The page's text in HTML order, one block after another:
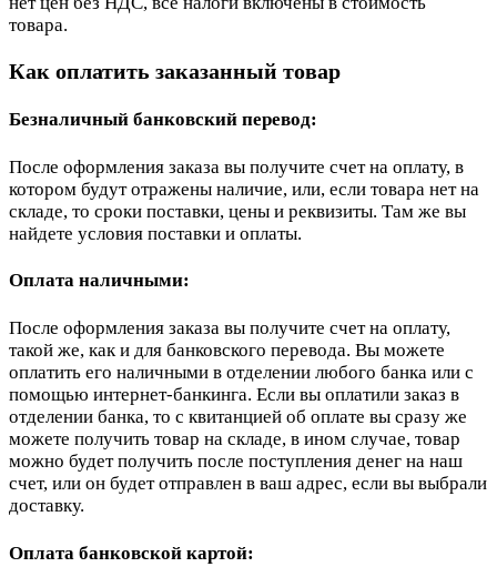
товара.
Как оплатить заказанный товар
Безналичный банковский перевод:
После оформления заказа вы получите счет на оплату, в
котором будут отражены наличие, или, если товара нет на
складе, то сроки поставки, цены и реквизиты. Там же вы
найдете условия поставки и оплаты.
Оплата наличными:
После оформления заказа вы получите счет на оплату,
такой же, как и для банковского перевода. Вы можете
оплатить его наличными в отделении любого банка или с
помощью интернет-банкинга. Если вы оплатили заказ в
отделении банка, то с квитанцией об оплате вы сразу же
можете получить товар на складе, в ином случае, товар
можно будет получить после поступления денег на наш
счет, или он будет отправлен в ваш адрес, если вы выбрали
доставку.
Оплата банковской картой: